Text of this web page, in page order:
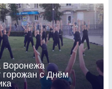
Воронежа
горожан с Днём